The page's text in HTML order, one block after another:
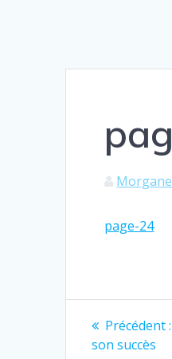
page-24
Précédent :
son succès